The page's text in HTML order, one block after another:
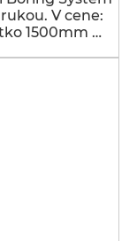
V cene:
1500mm …